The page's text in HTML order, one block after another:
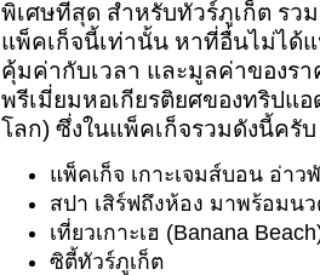
พิเศษที่สุด สำหรับทัวร์ภูเก็ต รว
แพ็คเก็จนี้เท่านั้น หาที่อื่นไม่ได้
คุ้มค่ากับเวลา และมูลค่าของร
พรีเมี่ยมหอเกียรติยศของทริปแ
โลก) ซึ่งในแพ็คเก็จรวมดังนี้ครับ
แพ็คเก็จ เกาะเจมส์บอน อ่า
สปา เสิร์ฟถึงห้อง มาพร้อมน
เที่ยวเกาะเฮ (Banana
ซิตี้ทัวร์ภูเก็ต